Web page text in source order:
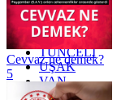
TEKİRDAĞ
TOKAT
TRABZON
TUNCELİ
UŞAK
VAN
YALOVA
Cevvaz ne demek?
5